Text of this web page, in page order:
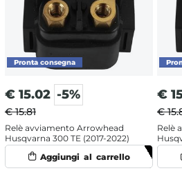
€ 15.02 -5%
€ 15.81
Relè avviamento Arrowhead
Husqvarna 300 TE (2017-2022)
€
€
Relè